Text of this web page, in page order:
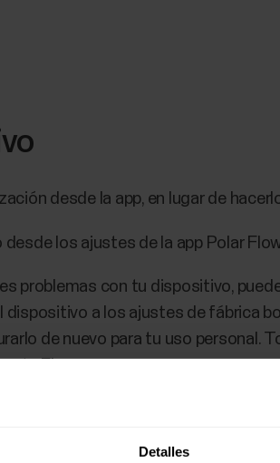
Detalles
desde la app, en lugar de
los ajustes de la app Polar
problemas con tu dispositivo,
dispositivo a los ajustes de fábrica
de nuevo para tu uso personal.
Flow.